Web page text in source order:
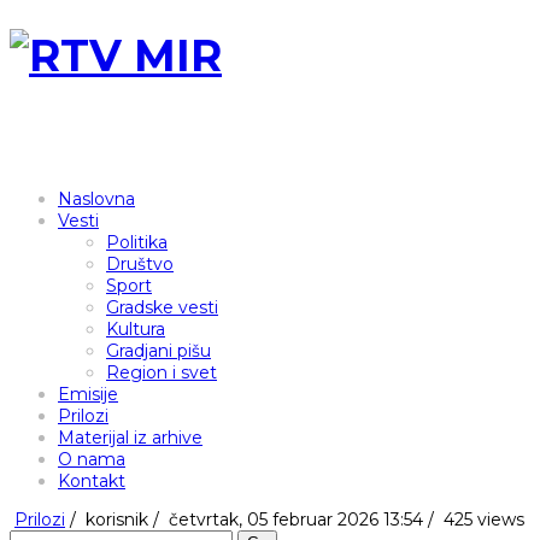
Naslovna
Vesti
Politika
Društvo
Sport
Gradske vesti
Kultura
Gradjani pišu
Region i svet
Emisije
Prilozi
Materijal iz arhive
O nama
Kontakt
Prilozi / korisnik / četvrtak, 05 februar 2026 13:54 / 425 views